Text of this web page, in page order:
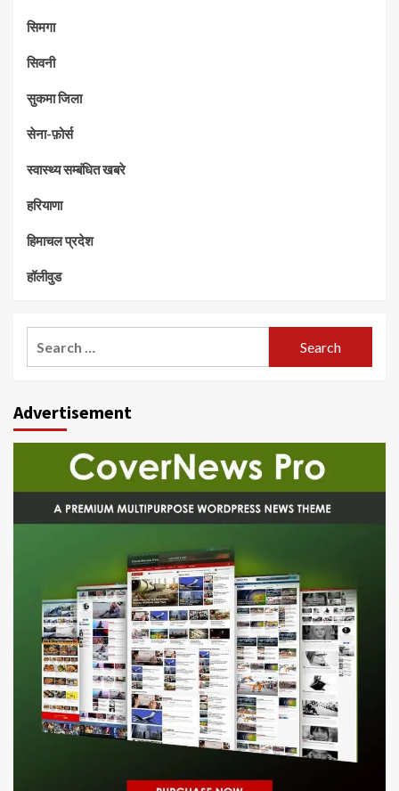
सिमगा
सिवनी
सुकमा जिला
सेना-फ़ोर्स
स्वास्थ्य सम्बंधित खबरे
हरियाणा
हिमाचल प्रदेश
हॉलीवुड
Advertisement